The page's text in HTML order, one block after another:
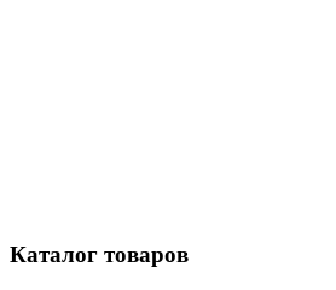
Каталог товаров